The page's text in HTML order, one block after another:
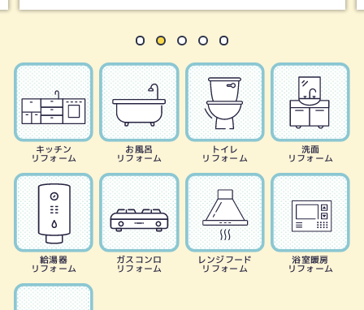
キッチン
リフォーム
お風呂
リフォーム
トイレ
リフォーム
洗面
リフォーム
給湯器
リフォーム
ガスコンロ
リフォーム
レンジフード
リフォーム
浴室暖房
リフォーム